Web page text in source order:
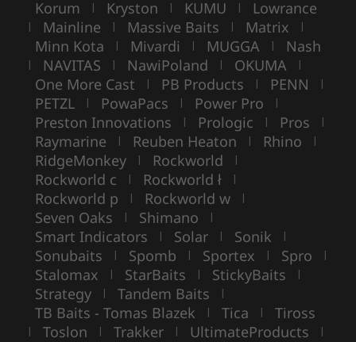
Korum | Kryston | KUMU | Lowrance
| Mainline | Massive Baits | Matrix |
Minn Kota | Mivardi | MUGGA | Nash
| NAVITAS | NawiPoland | OKUMA |
One More Cast | PB Products | PENN |
PETZL | PowaPacs | Power Pro |
Preston Innovations | Prologic | Pros |
Raymarine | Reuben Heaton | Rhino |
RidgeMonkey | Rockworld |
Rockworld c | Rockworld ł |
Rockworld p | Rockworld w |
Seven Oaks | Shimano |
Smart Indicators | Solar | Sonik |
Sonubaits | Spomb | Sportex | Spro |
Stalomax | StarBaits | StickyBaits |
Strategy | Tandem Baits |
TB Baits - Tomas Blazek | Tica | Tiross
| Toslon | Trakker | UltimateProducts |